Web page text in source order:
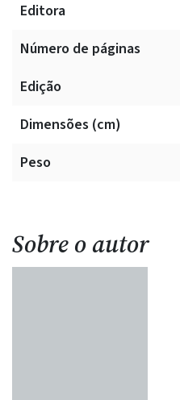
Editora
Número de páginas
Edição
Dimensões (cm)
Peso
Sobre o autor